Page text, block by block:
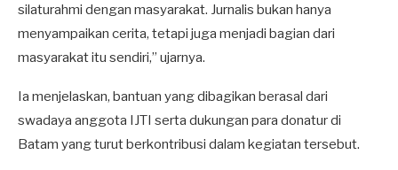
silaturahmi dengan masyarakat. Jurnalis bukan hanya
menyampaikan cerita, tetapi juga menjadi bagian dari
masyarakat itu sendiri,” ujarnya.
Ia menjelaskan, bantuan yang dibagikan berasal dari
swadaya anggota IJTI serta dukungan para donatur di
Batam yang turut berkontribusi dalam kegiatan tersebut.